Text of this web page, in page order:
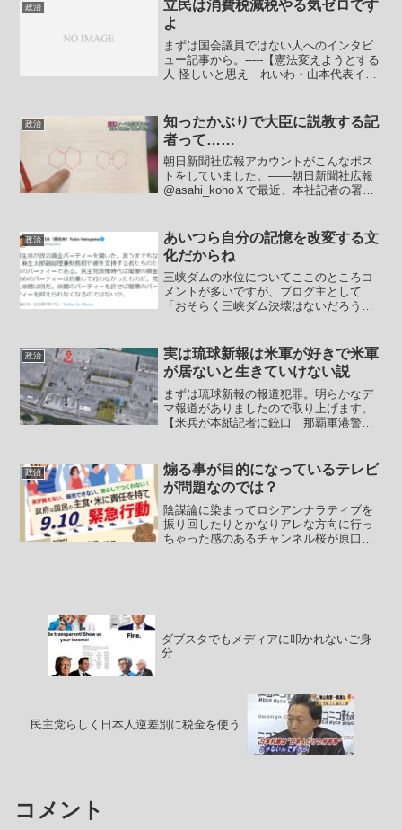
政治
立民は消費税減税やる気ゼロです
よ
まずは国会議員ではない人へのインタビ
ュー記事から。-----【憲法変えようとする
人 怪しいと思え れいわ・山本代表イン
政権が目指す改憲に「現行憲法を守らず
に変えようとす...
政治
知ったかぶりで大臣に説教する記
者って……
朝日新聞社広報アカウントがこんなポス
トをしていました。――朝日新聞社広報
@asahi_kohoＸで最近、本社記者の署名
る様々な意見や批判は真摯に受け止めま
す。一方で、記...
政治
あいつら自分の記憶を改変する文
化だからね
三峡ダムの水位についてここのところコ
メントが多いですが、ブログ主として
「おそらく三峡ダム決壊はないだろう」
なるからです。そのため全力で放水して
長江下流域を水没させようと...
政治
実は琉球新報は米軍が好きで米軍
が居ないと生きていけない説
まずは琉球新報の報道犯罪。明らかなデ
マ報道がありましたので取り上げます。
【米兵が本紙記者に銃口 那覇軍港警備
地警備訓練を実施した。銃を携帯し武装
した兵士が軍港内の倉庫...
政治
煽る事が目的になっているテレビ
が問題なのでは？
陰謀論に染まってロシアンナラティブを
振り回したりとかなりアレな方向に行っ
ちゃった感のあるチャンネル桜が原口一
ダブスタでもメディアに叩かれないご身
分
民主党らしく日本人逆差別に税金を使う
コメント